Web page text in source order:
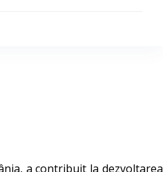
a contribuit la dezvoltarea